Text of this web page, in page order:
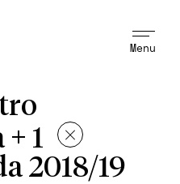
Menu
1
2018/19